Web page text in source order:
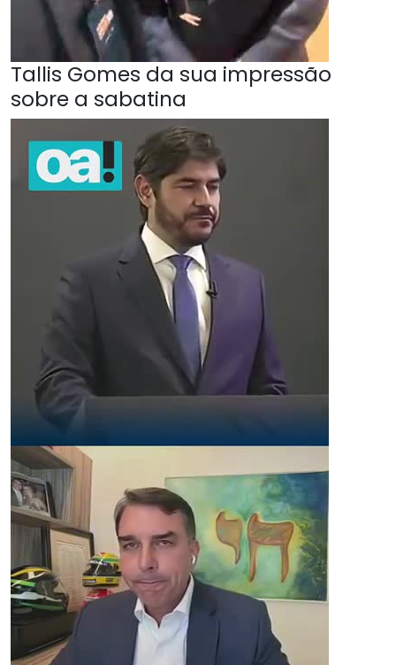
Tallis Gomes da sua impressão
sobre a sabatina